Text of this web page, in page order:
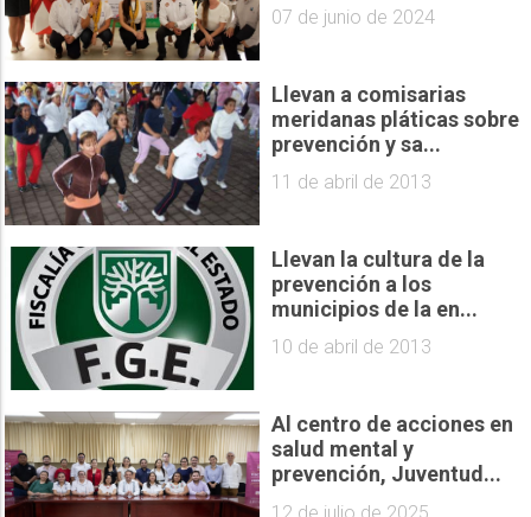
07 de junio de 2024
Llevan a comisarias
meridanas pláticas sobre
prevención y sa...
11 de abril de 2013
Llevan la cultura de la
prevención a los
municipios de la en...
10 de abril de 2013
Al centro de acciones en
salud mental y
prevención, Juventud...
12 de julio de 2025